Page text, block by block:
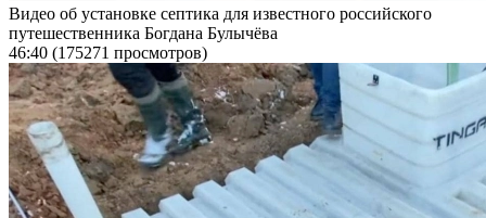
Видео об установке септика для известного российского
путешественника Богдана Булычёва
46:40 (175271 просмотров)